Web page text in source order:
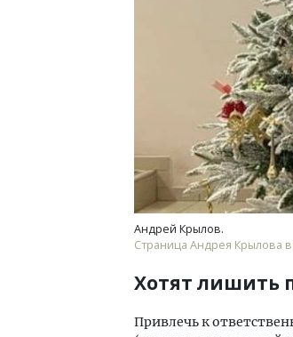
Андрей Крылов.
Страница Андрея Крылова
Хотят лишить
Привлечь к